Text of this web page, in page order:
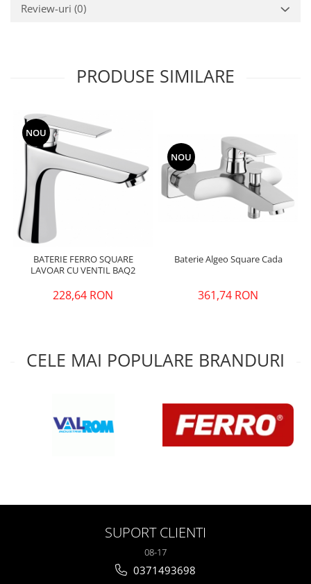
Review-uri (0)
PRODUSE SIMILARE
NOU
BATERIE FERRO SQUARE
LAVOAR CU VENTIL BAQ2
228,64 RON
NOU
Baterie Algeo Square Cada
361,74 RON
CELE MAI POPULARE BRANDURI
SUPORT CLIENTI
08-17
0371493698